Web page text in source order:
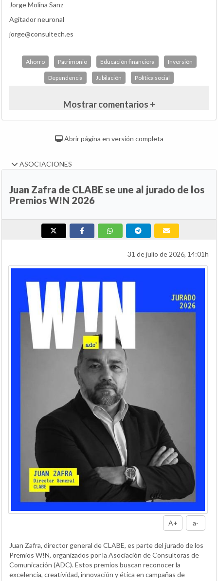
Jorge Molina Sanz
Agitador neuronal
jorge@consultech.es
Ahorro Patrimonio Educación financiera Inversión
Dependencia Jubilación Política social
Mostrar comentarios +
Abrir página en versión completa
ASOCIACIONES
Juan Zafra de CLABE se une al jurado de los
Premios W!N 2026
31 de julio de 2026, 14:01h
A+ a-
Juan Zafra, director general de CLABE, es parte del jurado de los
Premios W!N, organizados por la Asociación de Consultoras de
Comunicación (ADC). Estos premios buscan reconocer la
excelencia, creatividad, innovación y ética en campañas de